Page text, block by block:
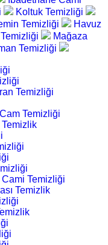
Koltuk Temizliği
Temizliği
Havuz
Mağaza
Temizliği
Temizliği
Temizliği
Temizliği
Temizlik